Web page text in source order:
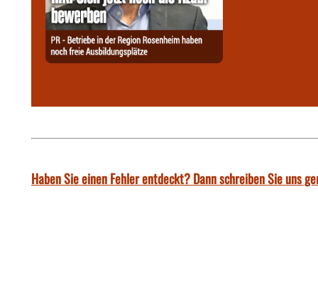
Haben Sie einen Fehler entdeckt? Dann schreiben Sie uns